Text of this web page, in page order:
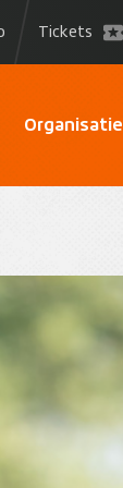
Tickets
Organisatie